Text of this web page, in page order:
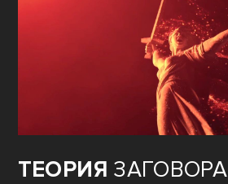
ТЕОРИЯ ЗАГОВОРА